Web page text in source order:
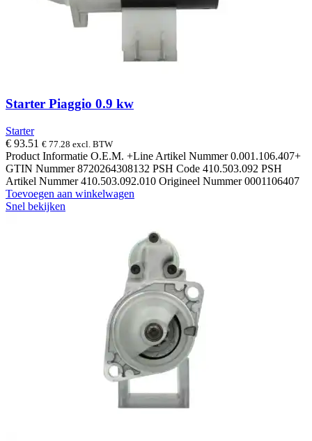
Starter Piaggio 0.9 kw
Starter
€ 93.51 € 77.28 excl. BTW
Product Informatie O.E.M. +Line Artikel Nummer 0.001.106.407+
GTIN Nummer 8720264308132 PSH Code 410.503.092 PSH
Artikel Nummer 410.503.092.010 Origineel Nummer 0001106407
Toevoegen aan winkelwagen
Snel bekijken